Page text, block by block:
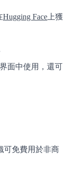
Hugging Face 上獲
面中使用，還可
可免費用於非商